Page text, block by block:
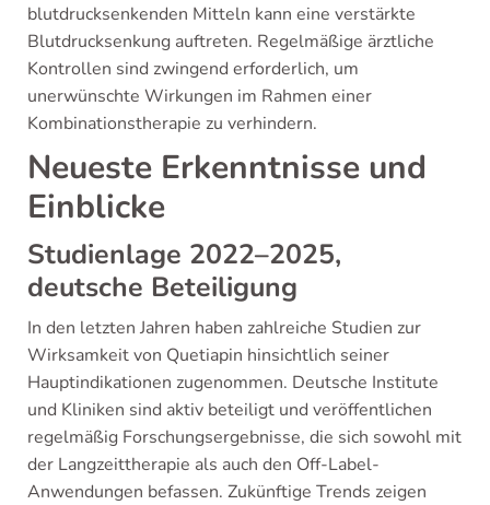
blutdrucksenkenden Mitteln kann eine verstärkte
Blutdrucksenkung auftreten. Regelmäßige ärztliche
Kontrollen sind zwingend erforderlich, um
unerwünschte Wirkungen im Rahmen einer
Kombinationstherapie zu verhindern.
Neueste Erkenntnisse und
Einblicke
Studienlage 2022–2025,
deutsche Beteiligung
In den letzten Jahren haben zahlreiche Studien zur
Wirksamkeit von Quetiapin hinsichtlich seiner
Hauptindikationen zugenommen. Deutsche Institute
und Kliniken sind aktiv beteiligt und veröffentlichen
regelmäßig Forschungsergebnisse, die sich sowohl mit
der Langzeittherapie als auch den Off-Label-
Anwendungen befassen. Zukünftige Trends zeigen